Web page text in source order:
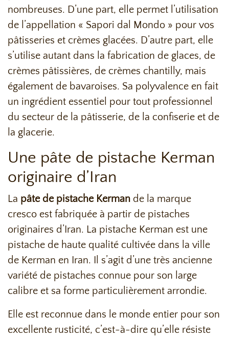
nombreuses. D’une part, elle permet l’utilisation
de l’appellation « Sapori dal Mondo » pour vos
pâtisseries et crèmes glacées. D’autre part, elle
s’utilise autant dans la fabrication de glaces, de
crèmes pâtissières, de crèmes chantilly, mais
également de bavaroises. Sa polyvalence en fait
un ingrédient essentiel pour tout professionnel
du secteur de la pâtisserie, de la confiserie et de
la glacerie.
Une pâte de pistache Kerman
originaire d’Iran
La pâte de pistache Kerman de la marque
cresco est fabriquée à partir de pistaches
originaires d’Iran. La pistache Kerman est une
pistache de haute qualité cultivée dans la ville
de Kerman en Iran. Il s’agit d’une très ancienne
variété de pistaches connue pour son large
calibre et sa forme particulièrement arrondie.
Elle est reconnue dans le monde entier pour son
excellente rusticité, c’est-à-dire qu’elle résiste